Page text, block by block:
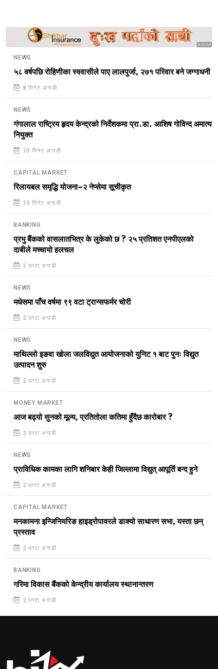
Sponsored
NEWS
५८ वर्षपछि रोहिणीका स्ववासीले पाए लालपुर्जा, २७१ परिवार बने जग्गाधनी
8 मिनेट अगाडी
NEWS
गंगालाल राष्ट्रिय हृदय केन्द्रको निर्देशकमा प्रा.डा. आशिष गोविन्द अमात्य
नियुक्त
10 मिनेट अगाडी
CAPITAL MARKET
रिलायबल समृद्धि योजना–२ नेप्सेमा सूचीकृत
13 मिनेट अगाडी
BANKING
प्रभु बैंकको वासलातभित्र के लुकेको छ ? २५ प्रतिशत एनपीएलको
दाबीले मच्चायो हलचल
1 घण्टा अगाडी
NEWS
मधेसमा पाँच वर्षमा ९९ वटा ट्रान्सफर्मर चोरी
2 घण्टा अगाडी
NEWS
माथिल्लो इङवा खोला जलविद्युत आयोजनाको युनिट १ बाट पुनः विद्युत
उत्पादन शुरु
2 घण्टा अगाडी
MONEY MARKET
आज बढ्यो सुनको मूल्य, प्रतितोला कतिमा हुँदैछ कारोबार ?
2 घण्टा अगाडी
NEWS
प्राविधिक कामका लागि शनिबार केही जिल्लामा विद्युत् आपूर्ति बन्द हुने
2 घण्टा अगाडी
CAPITAL MARKET
मनकामना इन्जिनियरिङ हाइड्रोपावरले डाक्यो साधारण सभा, यस्ता छन्
प्रस्ताव
2 घण्टा अगाडी
BANKING
गरिमा विकास बैंकको केन्द्रीय कार्यालय स्थानान्तरण
2 घण्टा अगाडी